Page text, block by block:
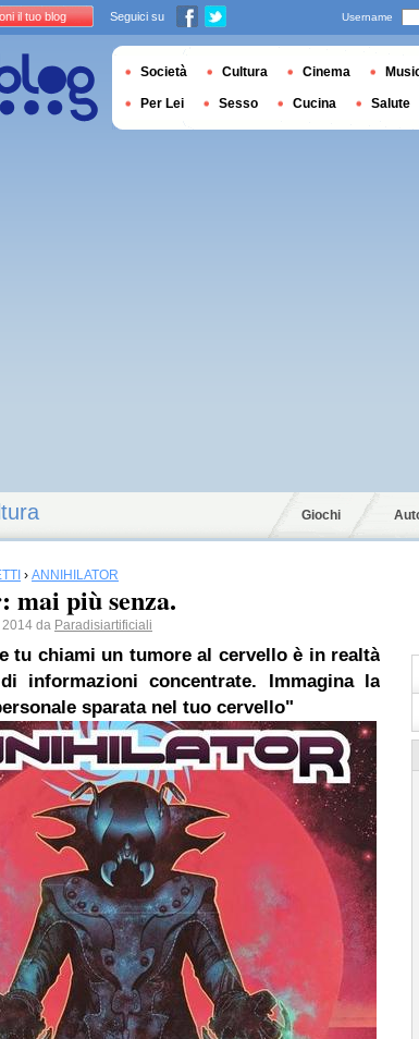
Giochi
› ANNIHILATOR
più senza.
da Paradisiartificiali
tu chiami un tumore al cervello è in realtà
informazioni concentrate. Immagina la
sparata nel tuo cervello"
il tuo blog Seguici su Username
Società Cultura Cinema
Per Lei Sesso Cucina Salute